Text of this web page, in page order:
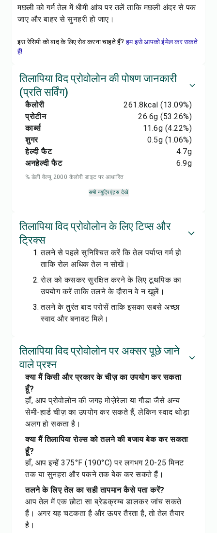
मछली को गर्म तेल में धीमी आंच पर तलें ताकि मछली अंदर से पक
जाए और बाहर से सुनहरी हो जाए।
इस रेसिपी को बाद के लिए सेव करना चाहते हैं? हम इसे आपको ईमेल कर सकते
हैं!
तिलापिया विद प्रोवोलोन की पोषण जानकारी
(प्रति सर्विंग)
कैलोरी 261.8kcal (13.09%)
प्रोटीन
26.6g (53.26%)
कार्ब्स
11.6g (4.22%)
शुगर
0.5g (1.06%)
हेल्दी फैट
4.7g
अनहेल्दी फैट
6.9g
% डेली वैल्यू 2000 कैलोरी डाइट पर आधारित
सभी न्यूट्रिएंट्स देखें
तिलापिया विद प्रोवोलोन के लिए टिप्स और
ट्रिक्स
तलने से पहले सुनिश्चित करें कि तेल पर्याप्त गर्म हो
ताकि रोल अधिक तेल न सोखें।
रोल को कसकर सुरक्षित करने के लिए टूथपिक का
उपयोग करें ताकि तलने के दौरान वे न खुलें।
तलने के तुरंत बाद परोसें ताकि इसका सबसे अच्छा
स्वाद और बनावट मिले।
तिलापिया विद प्रोवोलोन पर अक्सर पूछे जाने
वाले प्रश्न
क्या मैं किसी और प्रकार के चीज़ का उपयोग कर सकता
हूँ?
हाँ, आप प्रोवोलोन की जगह मोज़ेरेला या गौडा जैसे अन्य
सेमी-हार्ड चीज़ का उपयोग कर सकते हैं, लेकिन स्वाद थोड़ा
अलग हो सकता है।
क्या मैं तिलापिया रोल्स को तलने की बजाय बेक कर सकता
हूँ?
हाँ, आप इन्हें 375°F (190°C) पर लगभग 20-25 मिनट
तक या सुनहरा और पकने तक बेक कर सकते हैं।
तलने के लिए तेल का सही तापमान कैसे पता करें?
आप तेल में एक छोटा सा ब्रेडक्रम्ब डालकर जांच सकते
हैं। अगर यह चटकता है और ऊपर तैरता है, तो तेल तैयार
है।